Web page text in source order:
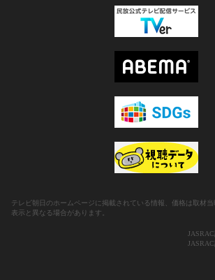
テレビ朝日のホームページに掲載されている情報、価格は取材
表示と異なる場合があります。